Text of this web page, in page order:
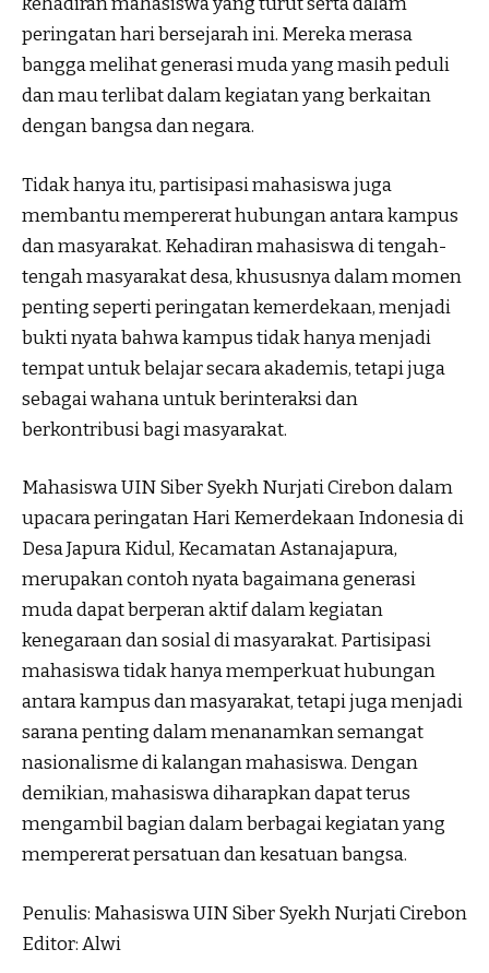
peringatan hari bersejarah ini. Mereka merasa
bangga melihat generasi muda yang masih peduli
dan mau terlibat dalam kegiatan yang berkaitan
dengan bangsa dan negara.
Tidak hanya itu, partisipasi mahasiswa juga
membantu mempererat hubungan antara kampus
dan masyarakat. Kehadiran mahasiswa di tengah-
tengah masyarakat desa, khususnya dalam momen
penting seperti peringatan kemerdekaan, menjadi
bukti nyata bahwa kampus tidak hanya menjadi
tempat untuk belajar secara akademis, tetapi juga
sebagai wahana untuk berinteraksi dan
berkontribusi bagi masyarakat.
Mahasiswa UIN Siber Syekh Nurjati Cirebon dalam
upacara peringatan Hari Kemerdekaan Indonesia di
Desa Japura Kidul, Kecamatan Astanajapura,
merupakan contoh nyata bagaimana generasi
muda dapat berperan aktif dalam kegiatan
kenegaraan dan sosial di masyarakat. Partisipasi
mahasiswa tidak hanya memperkuat hubungan
antara kampus dan masyarakat, tetapi juga menjadi
sarana penting dalam menanamkan semangat
nasionalisme di kalangan mahasiswa. Dengan
demikian, mahasiswa diharapkan dapat terus
mengambil bagian dalam berbagai kegiatan yang
mempererat persatuan dan kesatuan bangsa.
Penulis: Mahasiswa UIN Siber Syekh Nurjati Cirebon
Editor: Alwi